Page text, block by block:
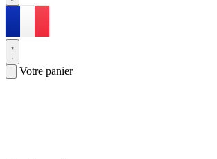
Votre panier